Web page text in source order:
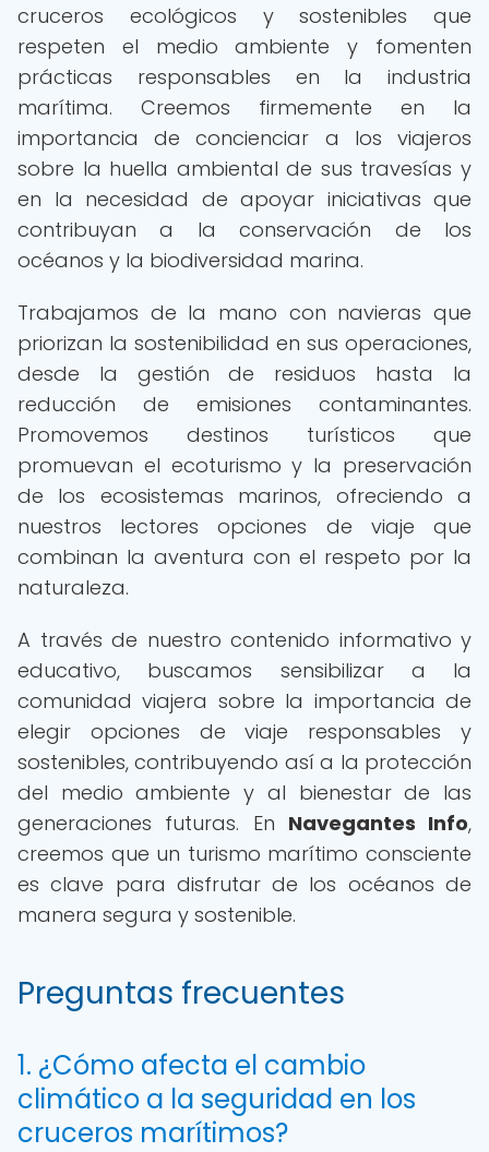
cruceros ecológicos y sostenibles que
respeten el medio ambiente y fomenten
prácticas responsables en la industria
marítima. Creemos firmemente en la
importancia de concienciar a los viajeros
sobre la huella ambiental de sus travesías y
en la necesidad de apoyar iniciativas que
contribuyan a la conservación de los
océanos y la biodiversidad marina.
Trabajamos de la mano con navieras que
priorizan la sostenibilidad en sus operaciones,
desde la gestión de residuos hasta la
reducción de emisiones contaminantes.
Promovemos destinos turísticos que
promuevan el ecoturismo y la preservación
de los ecosistemas marinos, ofreciendo a
nuestros lectores opciones de viaje que
combinan la aventura con el respeto por la
naturaleza.
A través de nuestro contenido informativo y
educativo, buscamos sensibilizar a la
comunidad viajera sobre la importancia de
elegir opciones de viaje responsables y
sostenibles, contribuyendo así a la protección
del medio ambiente y al bienestar de las
generaciones futuras. En Navegantes Info,
creemos que un turismo marítimo consciente
es clave para disfrutar de los océanos de
manera segura y sostenible.
Preguntas frecuentes
1. ¿Cómo afecta el cambio
climático a la seguridad en los
cruceros marítimos?